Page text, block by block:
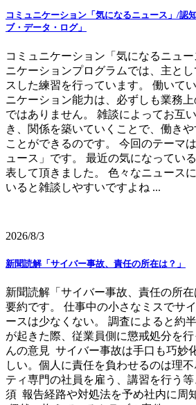
コミュニケーション「気になるニュース」/認
ブ・データ・ログ」
コミュニケーション「気になるニュ
ニケーションプログラムでは、主と
スした練習を行っています。 働いて
ニケーション能力は、必ずしも業務
ではありません。 雑談によってお互
き、関係を築いていくことで、働き
ことができるのです。 今回のテーマ
ュース」です。 最近の気になってい
表して頂きました。 色々なニュース
いると雑談しやすいですよね ...
2026/8/3
新聞読解「サイバー事故、責任の所在は？」
新聞読解「サイバー事故、責任の所
要約です。 仕事中の小さなミスでサ
ースは少なくない。 調査によると約
が起きた際、従業員側に懲戒処分を
んの意見 サイバー事故は手口も巧妙
しい。個人に責任を負わせるのは理
ティ専門の社員を雇う、講習を行う
須 報告経路や対処法を予め社内に周